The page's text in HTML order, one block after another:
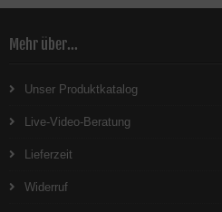
Mehr über...
Unser Produktkatalog
Live-Video-Beratung
Lieferzeit
Widerruf